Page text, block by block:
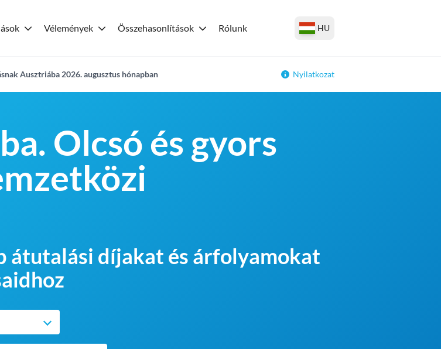
Vélemények Összehasonlítások Rólunk HU
Ausztriába 2026. augusztus hónapban Nyilatkozat
Olcsó és gyors
átutalási díjakat és árfolyamokat